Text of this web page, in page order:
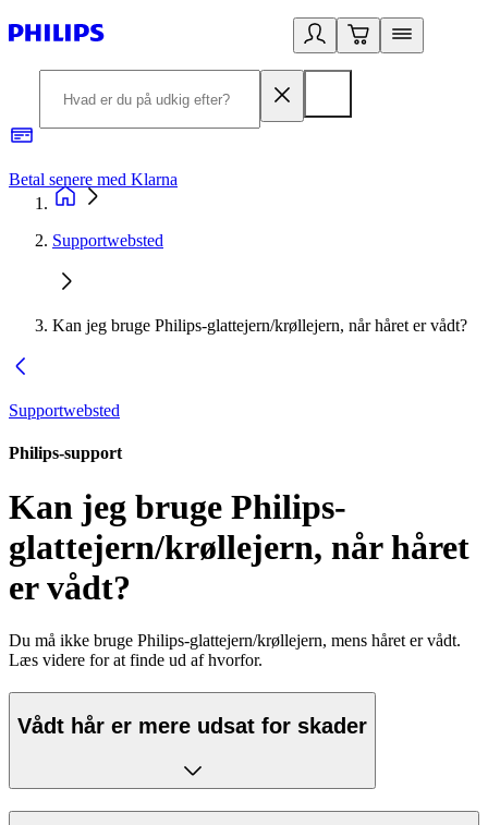
Betal senere med Klarna
Supportwebsted
Kan jeg bruge Philips-glattejern/krøllejern, når håret er vådt?
Supportwebsted
Philips-support
Kan jeg bruge Philips-
glattejern/krøllejern, når håret
er vådt?
Du må ikke bruge Philips-glattejern/krøllejern, mens håret er vådt.
Læs videre for at finde ud af hvorfor.
Vådt hår er mere udsat for skader